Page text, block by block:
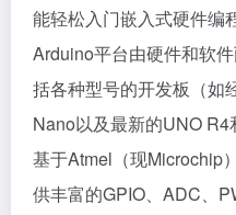
能轻松入门嵌入式硬件编
Arduino平台由硬件和软
括各种型号的开发板（如
Nano以及最新的UNO
基于Atmel（现Microchip
供丰富的GPIO、ADC、